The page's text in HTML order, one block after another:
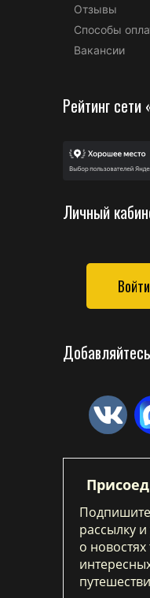
Отзывы
Способы
Вакансии
Рейтинг
Личный
Войти
рассылку
о